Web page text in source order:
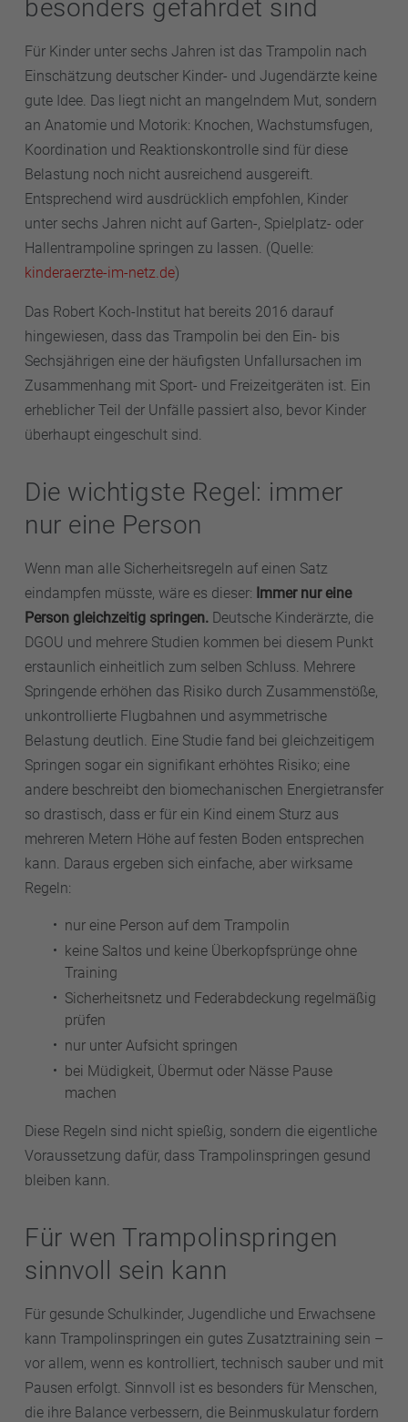
besonders gefährdet sind
Für Kinder unter sechs Jahren ist das Trampolin nach
Einschätzung deutscher Kinder- und Jugendärzte keine
gute Idee. Das liegt nicht an mangelndem Mut, sondern
an Anatomie und Motorik: Knochen, Wachstumsfugen,
Koordination und Reaktionskontrolle sind für diese
Belastung noch nicht ausreichend ausgereift.
Entsprechend wird ausdrücklich empfohlen, Kinder
unter sechs Jahren nicht auf Garten-, Spielplatz- oder
Hallentrampoline springen zu lassen. (Quelle:
kinderaerzte-im-netz.de)
Das Robert Koch-Institut hat bereits 2016 darauf
hingewiesen, dass das Trampolin bei den Ein- bis
Sechsjährigen eine der häufigsten Unfallursachen im
Zusammenhang mit Sport- und Freizeitgeräten ist. Ein
erheblicher Teil der Unfälle passiert also, bevor Kinder
überhaupt eingeschult sind.
Die wichtigste Regel: immer
nur eine Person
Wenn man alle Sicherheitsregeln auf einen Satz
eindampfen müsste, wäre es dieser: Immer nur eine
Person gleichzeitig springen. Deutsche Kinderärzte, die
DGOU und mehrere Studien kommen bei diesem Punkt
erstaunlich einheitlich zum selben Schluss. Mehrere
Springende erhöhen das Risiko durch Zusammenstöße,
unkontrollierte Flugbahnen und asymmetrische
Belastung deutlich. Eine Studie fand bei gleichzeitigem
Springen sogar ein signifikant erhöhtes Risiko; eine
andere beschreibt den biomechanischen Energietransfer
so drastisch, dass er für ein Kind einem Sturz aus
mehreren Metern Höhe auf festen Boden entsprechen
kann. Daraus ergeben sich einfache, aber wirksame
Regeln:
nur eine Person auf dem Trampolin
keine Saltos und keine Überkopfsprünge ohne
Training
Sicherheitsnetz und Federabdeckung regelmäßig
prüfen
nur unter Aufsicht springen
bei Müdigkeit, Übermut oder Nässe Pause
machen
Diese Regeln sind nicht spießig, sondern die eigentliche
Voraussetzung dafür, dass Trampolinspringen gesund
bleiben kann.
Für wen Trampolinspringen
sinnvoll sein kann
Für gesunde Schulkinder, Jugendliche und Erwachsene
kann Trampolinspringen ein gutes Zusatztraining sein –
vor allem, wenn es kontrolliert, technisch sauber und mit
Pausen erfolgt. Sinnvoll ist es besonders für Menschen,
die ihre Balance verbessern, die Beinmuskulatur fordern